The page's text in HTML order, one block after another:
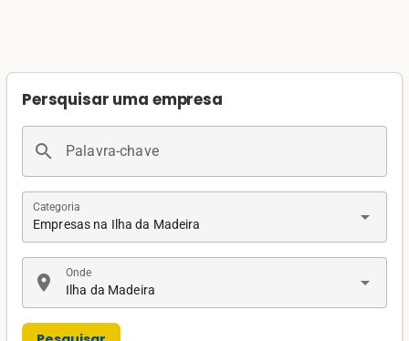
Persquisar uma empresa
search Palavra-chave
Empresas na Ilha da Madeira
Categoria arrow_drop_down
location_on Ilha da Madeira
Onde arrow_drop_down